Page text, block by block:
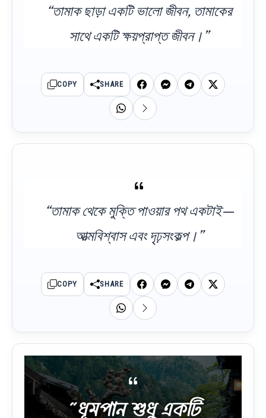
“তামাক ছাড়া একটি ভালো জীবন, তামাকের
সাথে একটি ক্ষয়প্রাপ্ত জীবন।”
COPY SHARE
“তামাক থেকে মুক্তি পাওয়ার পথ একটাই—
আত্মবিশ্বাস এবং দৃঢ়সংকল্প।”
COPY SHARE
“ধূমপান শুধু একটি